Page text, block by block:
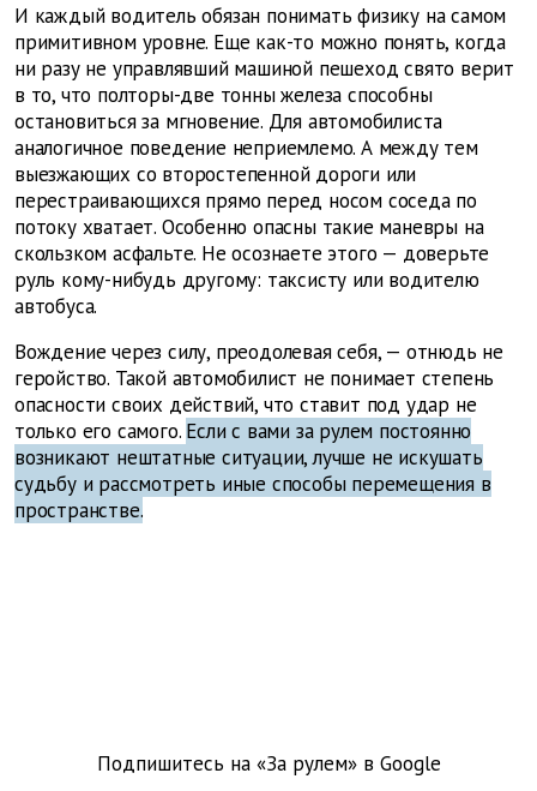
И каждый водитель обязан понимать физику на самом
примитивном уровне. Еще как-то можно понять, когда
ни разу не управлявший машиной пешеход свято верит
в то, что полторы-две тонны железа способны
остановиться за мгновение. Для автомобилиста
аналогичное поведение неприемлемо. А между тем
выезжающих со второстепенной дороги или
перестраивающихся прямо перед носом соседа по
потоку хватает. Особенно опасны такие маневры на
скользком асфальте. Не осознаете этого — доверьте
руль кому-нибудь другому: таксисту или водителю
автобуса.
Вождение через силу, преодолевая себя, — отнюдь не
геройство. Такой автомобилист не понимает степень
опасности своих действий, что ставит под удар не
только его самого. Если с вами за рулем постоянно
возникают нештатные ситуации, лучше не искушать
судьбу и рассмотреть иные способы перемещения в
пространстве.
Подпишитесь на «За рулем» в Google